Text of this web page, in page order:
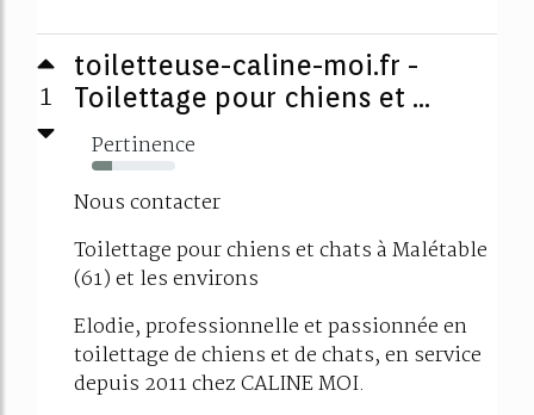
1
toiletteuse-caline-moi.fr -
Toilettage pour chiens et ...
Pertinence
24%
Nous contacter
Toilettage pour chiens et chats à Malétable
(61) et les environs
Elodie, professionnelle et passionnée en
toilettage de chiens et de chats, en service
depuis 2011 chez CALINE MOI.